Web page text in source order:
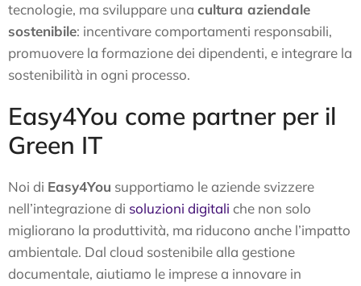
tecnologie, ma sviluppare una cultura aziendale
sostenibile: incentivare comportamenti responsabili,
promuovere la formazione dei dipendenti, e integrare la
sostenibilità in ogni processo.
Easy4You come partner per il
Green IT
Noi di Easy4You supportiamo le aziende svizzere
nell’integrazione di soluzioni digitali che non solo
migliorano la produttività, ma riducono anche l’impatto
ambientale. Dal cloud sostenibile alla gestione
documentale, aiutiamo le imprese a innovare in